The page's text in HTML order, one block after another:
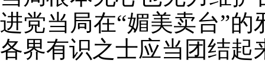
进党当局在“媚美卖台”
各界有识之士应当团结起